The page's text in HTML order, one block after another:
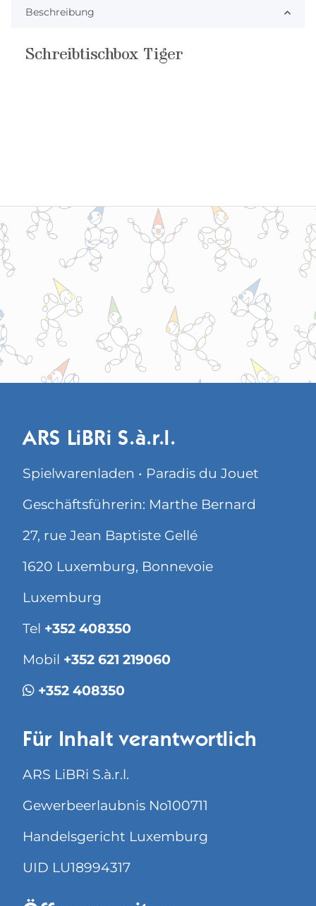
Beschreibung
Schreibtischbox Tiger
ARS LiBRi S.à.r.l.
Spielwarenladen • Paradis du Jouet
Geschäftsführerin: Marthe Bernard
27, rue Jean Baptiste Gellé
1620 Luxemburg, Bonnevoie
Luxemburg
Tel +352 408350
Mobil +352 621 219060
+352 408350
Für Inhalt verantwortlich
ARS LiBRi S.à.r.l.
Gewerbeerlaubnis No100711
Handelsgericht Luxemburg
UID LU18994317